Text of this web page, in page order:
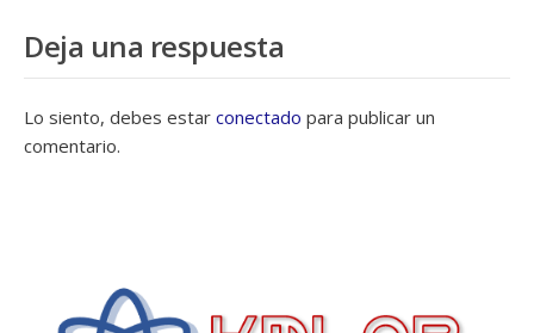
Deja una respuesta
Lo siento, debes estar conectado para publicar un
comentario.